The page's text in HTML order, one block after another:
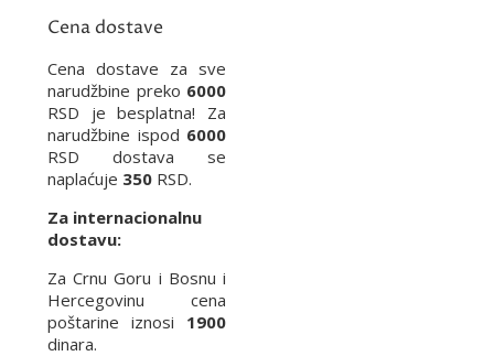
Cena dostave
Cena dostave za sve
narudžbine preko 6000
RSD je besplatna! Za
narudžbine ispod 6000
RSD dostava se
naplaćuje 350 RSD.
Za internacionalnu
dostavu:
Za Crnu Goru i Bosnu i
Hercegovinu cena
poštarine iznosi 1900
dinara.